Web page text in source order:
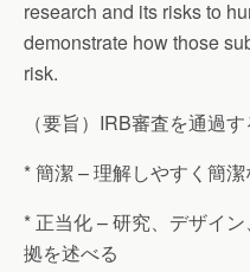
research and its risks to
demonstrate how those
risk.
（要旨）IRB審査を通過す
* 簡潔 – 理解しやすく簡
* 正当化 – 研究、デザイ
拠を述べる